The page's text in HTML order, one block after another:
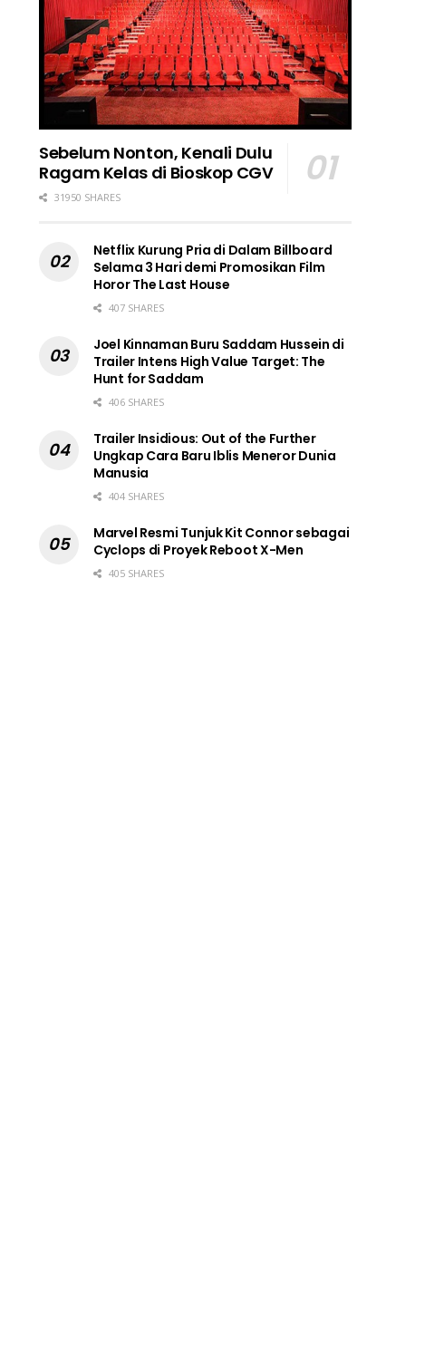
Sebelum Nonton, Kenali Dulu
Ragam Kelas di Bioskop CGV
31950 SHARES
Netflix Kurung Pria di Dalam Billboard
Selama 3 Hari demi Promosikan Film
Horor The Last House
407 SHARES
Joel Kinnaman Buru Saddam Hussein di
Trailer Intens High Value Target: The
Hunt for Saddam
406 SHARES
Trailer Insidious: Out of the Further
Ungkap Cara Baru Iblis Meneror Dunia
Manusia
404 SHARES
Marvel Resmi Tunjuk Kit Connor sebagai
Cyclops di Proyek Reboot X-Men
405 SHARES